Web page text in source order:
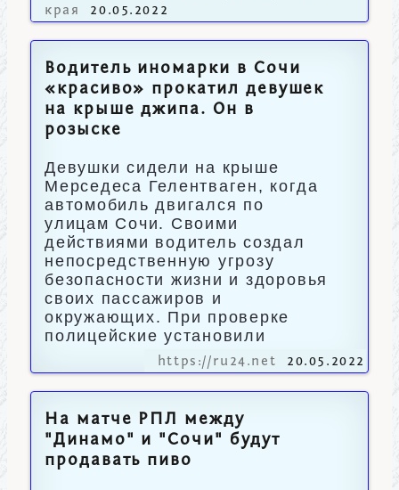
края
20.05.2022
Водитель иномарки в Сочи
«красиво» прокатил девушек
на крыше джипа. Он в
розыске
Девушки сидели на крыше
Мерседеса Гелентваген, когда
автомобиль двигался по
улицам Сочи. Своими
действиями водитель создал
непосредственную угрозу
безопасности жизни и здоровья
своих пассажиров и
окружающих. При проверке
полицейские установили
https://ru24.net 20.05.2022
На матче РПЛ между
"Динамо" и "Сочи" будут
продавать пиво